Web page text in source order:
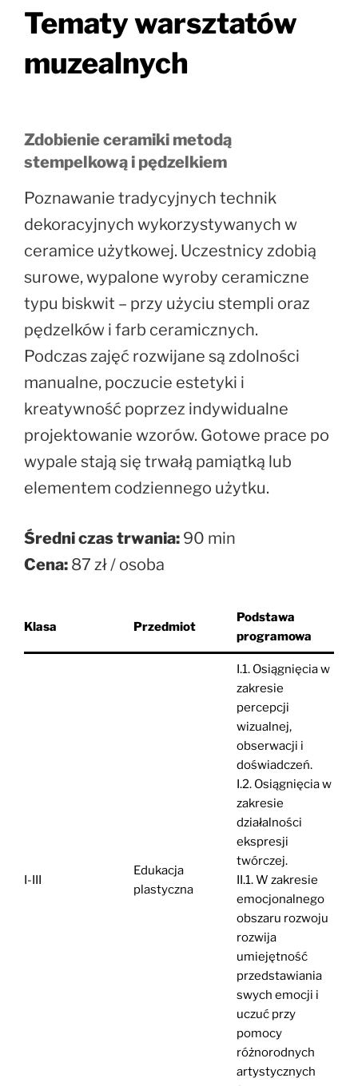
Tematy warsztatów
muzealnych
Zdobienie ceramiki metodą
stempelkową i pędzelkiem
Poznawanie tradycyjnych technik
dekoracyjnych wykorzystywanych w
ceramice użytkowej. Uczestnicy zdobią
surowe, wypalone wyroby ceramiczne
typu biskwit – przy użyciu stempli oraz
pędzelków i farb ceramicznych.
Podczas zajęć rozwijane są zdolności
manualne, poczucie estetyki i
kreatywność poprzez indywidualne
projektowanie wzorów. Gotowe prace po
wypale stają się trwałą pamiątką lub
elementem codziennego użytku.
Średni czas trwania: 90 min
Cena: 87 zł / osoba
Klasa Przedmiot
Podstawa
programowa
I-III
Edukacja
plastyczna
I.1. Osiągnięcia w
zakresie
percepcji
wizualnej,
obserwacji i
doświadczeń.
I.2. Osiągnięcia w
zakresie
działalności
ekspresji
twórczej.
II.1. W zakresie
emocjonalnego
obszaru rozwoju
rozwija
umiejętność
przedstawiania
swych emocji i
uczuć przy
pomocy
różnorodnych
artystycznych